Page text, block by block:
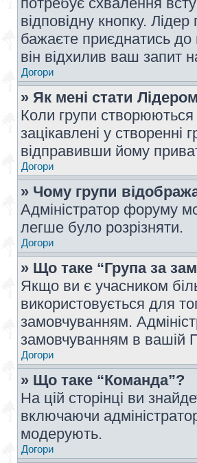
відповідну кнопку.
бажаєте приєднатись до
він відхилив ваш запит
Догори
» Як мені стати
Коли групи
зацікавлені у
відправивши йому
Догори
» Чому групи
Адміністратор форуму
легше було розрізняти.
Догори
» Що таке “Група за
Якщо ви є учасником
використовується для
замовчуванням.
замовчуванням в вашій
Догори
» Що таке “Команда”?
На цій сторінці ви
включаючи
модерують.
Догори